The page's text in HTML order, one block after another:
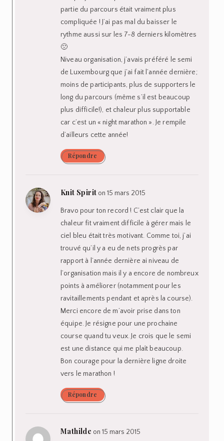
partie du parcours était vraiment plus
compliquée ! J’ai pas mal du baisser le
rythme aussi sur les 7-8 derniers kilomètres
🙁
Niveau organisation, j’avais préféré le semi
de Luxembourg que j’ai fait l’année dernière;
moins de participants, plus de supporters le
long du parcours (même s’il est beaucoup
plus difficile!), et chaleur plus supportable
car c’est un « night marathon ». Je rempile
d’ailleurs cette année!
Répondre
Knit Spirit on 15 mars 2015
Bravo pour ton record ! C’est clair que la
chaleur fit vraiment difficile à gérer mais le
ciel bleu était très motivant. Comme toi, j’ai
trouvé qu’il y a eu de nets progrès par
rapport à l’année dernière ai niveau de
l’organisation mais il y a encore de nombreux
points à améliorer (notamment pour les
ravitaillements pendant et après la course).
Merci encore de m’avoir prise dans ton
équipe. Je résigne pour une prochaine
course quand tu veux. Je crois que le semi
est une distance qui me plaît beaucoup.
Bon courage pour la dernière ligne droite
vers le marathon !
Répondre
Mathilde on 15 mars 2015